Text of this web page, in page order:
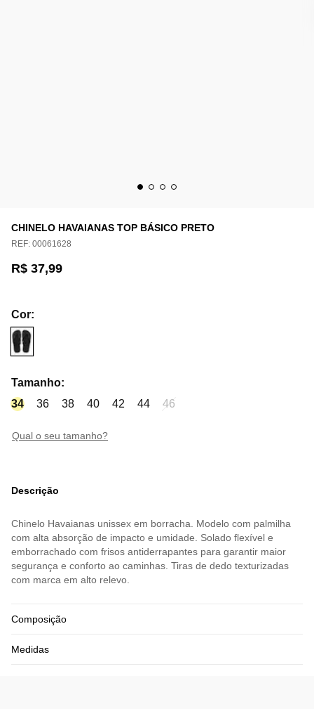
CHINELO HAVAIANAS TOP BÁSICO PRETO
REF: 00061628
R$ 37,99
Cor:
Tamanho:
34
36 38 40 42 44 46
qual o seu tamanho?
Descrição
Chinelo Havaianas unissex em borracha. Modelo com palmilha
com alta absorção de impacto e umidade. Solado flexível e
emborrachado com frisos antiderrapantes para garantir maior
segurança e conforto ao caminhas. Tiras de dedo texturizadas
com marca em alto relevo.
Composição
Medidas